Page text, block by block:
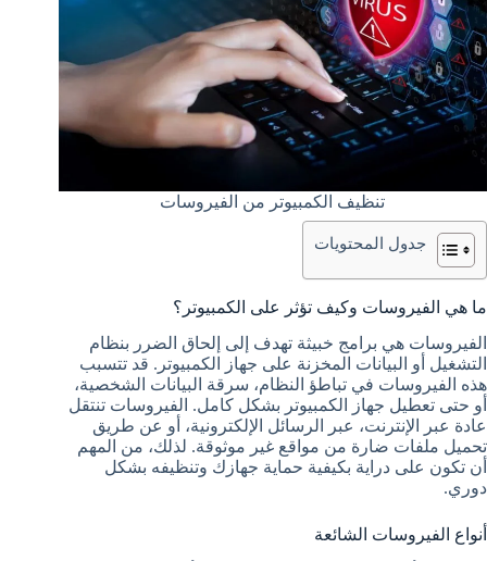
تنظيف الكمبيوتر من الفيروسات
جدول المحتويات
ما هي الفيروسات وكيف تؤثر على الكمبيوتر؟
الفيروسات هي برامج خبيثة تهدف إلى إلحاق الضرر بنظام
التشغيل أو البيانات المخزنة على جهاز الكمبيوتر. قد تتسبب
هذه الفيروسات في تباطؤ النظام، سرقة البيانات الشخصية،
أو حتى تعطيل جهاز الكمبيوتر بشكل كامل. الفيروسات تنتقل
عادة عبر الإنترنت، عبر الرسائل الإلكترونية، أو عن طريق
تحميل ملفات ضارة من مواقع غير موثوقة. لذلك، من المهم
أن تكون على دراية بكيفية حماية جهازك وتنظيفه بشكل
دوري.
أنواع الفيروسات الشائعة